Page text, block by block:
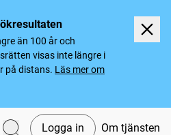
än 100 år och
visas inte längre i
på distans. Läs mer om
Logga in Om tjänsten